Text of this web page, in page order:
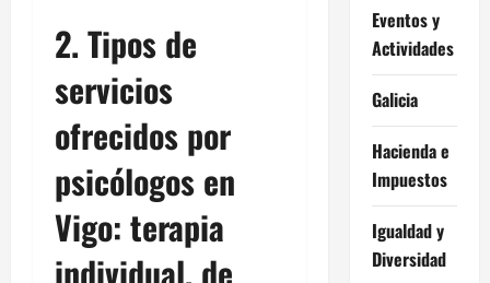
2. Tipos de
servicios
ofrecidos por
psicólogos en
Vigo: terapia
individual, de
Eventos y
Actividades
Galicia
Hacienda e
Impuestos
Igualdad y
Diversidad